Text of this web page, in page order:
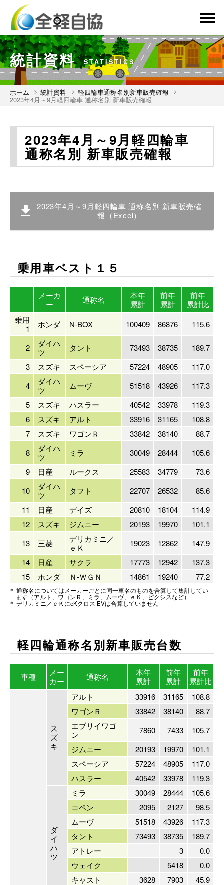
統計資料 STATISTICS
ホーム 統計資料 軽四輪車通称名別新車販売確報
2023年4月～9月軽四輪車 通称名別 新車販売確報
2023年4月～9月軽四輪車
通称名別 新車販売確報
2023年4月～9月軽四輪車 通称名別 新車販売確
報（Excel）
乗用車ベスト１５
メーカ
ー
通称名
本年
累計
前年
累計
前年
累計比
乗用
1
ホンダ N-BOX 100409 86876 115.6
2
ダイハ
ツ
タント 73493 38735
189.7
3
スズキ スペーシア 57224 48905
117.0
4
ダイハ
ツ
ムーヴ 51518 43926
117.3
5
スズキ ハスラー 40542 33978
119.3
6
スズキ アルト 33916 31165
108.8
7
スズキ ワゴンＲ 33842 38140
88.7
8
ダイハ
ツ
ミラ 30049 28444
105.6
9
日産 ルークス 25583 34779
73.6
10
ダイハ
ツ
タフト 22707 26532
85.6
11
日産 デイズ 20810 18104
114.9
12
スズキ ジムニー 20193 19970
101.1
13
三菱
デリカミニ／
ｅＫ
19023 12862
147.9
14
日産 サクラ 17773 12942
137.3
15
ホンダ Ｎ-ＷＧＮ 14861 19240 77.2
＊ 通称名についてはメーカーごとに同一車名のものを合算して集計してい
ます（アルト、ワゴンＲ、ミラ、ムーヴ、ｅＫ、ピクシスなど）
＊ デリカミニ／ｅＫにeKクロス EVは合算していません
軽四輪通称名別新車販売台数
車種
メー
カー
通称名
本年
累計
前年
累計
前年
累計比
ス
ズ
キ
アルト 33916 31165
108.8
ワゴンＲ
33842 38140
88.7
エブリイワゴ
ン
7860 7433
105.7
ジムニー
20193 19970
101.1
スペーシア
57224 48905
117.0
ハスラー
40542 33978 119.3
ダ
イ
ハ
ツ
ミラ 30049 28444
105.6
コペン
2095 2127
98.5
ムーヴ
51518 43926
117.3
タント
73493 38735
189.7
アトレー
3
0.0
ウェイク
5418
0.0
キャスト
3628 7903
45.9